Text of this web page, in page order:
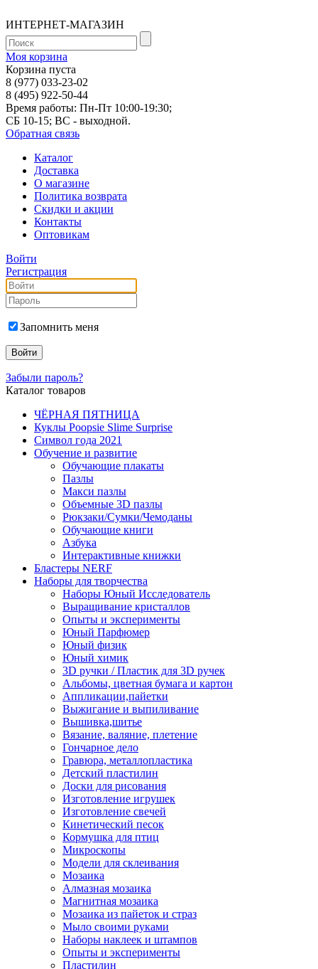
ИНТЕРНЕТ-МАГАЗИН
Моя корзина
Корзина пуста
8 (977) 033-23-02
8 (495) 922-50-44
Время работы: Пн-Пт 10:00-19:30;
СБ 10-15; ВС - выходной.
Обратная связь
Каталог
Доставка
О магазине
Политика возврата
Скидки и акции
Контакты
Оптовикам
Войти
Регистрация
Запомнить меня
Забыли пароль?
Каталог товаров
ЧЁРНАЯ ПЯТНИЦА
Куклы Poopsie Slime Surprise
Символ года 2021
Обучение и развитие
Обучающие плакаты
Пазлы
Макси пазлы
Объемные 3D пазлы
Рюкзаки/Сумки/Чемоданы
Обучающие книги
Азбука
Интерактивные книжки
Бластеры NERF
Наборы для творчества
Наборы Юный Исследователь
Выращивание кристаллов
Опыты и эксперименты
Юный Парфюмер
Юный физик
Юный химик
3D ручки / Пластик для 3D ручек
Альбомы, цветная бумага и картон
Аппликации,пайетки
Выжигание и выпиливание
Вышивка,шитье
Вязание, валяние, плетение
Гончарное дело
Гравюра, металлопластика
Детский пластилин
Доски для рисования
Изготовление игрушек
Изготовление свечей
Кинетический песок
Кормушка для птиц
Микроскопы
Модели для склеивания
Мозаика
Алмазная мозаика
Магнитная мозаика
Мозаика из пайеток и страз
Мыло своими руками
Наборы наклеек и штампов
Опыты и эксперименты
Пластилин